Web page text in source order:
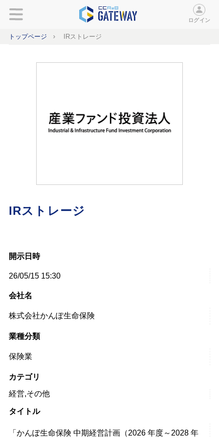
ログイン
トップページ IRストレージ
IRストレージ
開示日時
26/05/15 15:30
会社名
株式会社かんぽ生命保険
業種分類
保険業
カテゴリ
経営,その他
タイトル
「かんぽ生命保険 中期経営計画（2026 年度～2028 年